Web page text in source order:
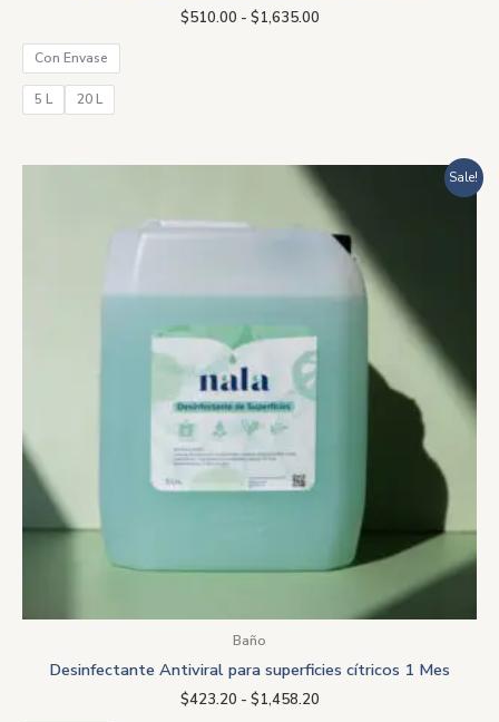
$510.00 - $1,635.00
Con Envase
5 L 20 L
Sale!
Baño
Desinfectante Antiviral para superficies cítricos 1 Mes
$423.20 - $1,458.20
de
precios:
desde
$423.20
hasta
$1,458.20